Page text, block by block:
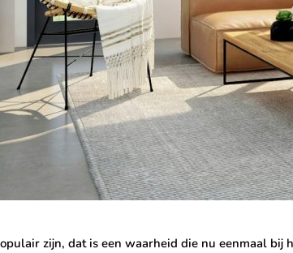
zijn, dat is een waarheid die nu eenmaal